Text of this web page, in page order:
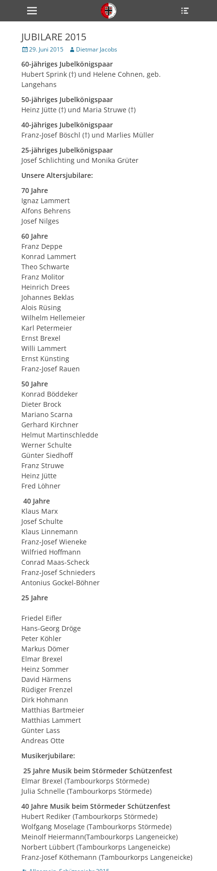
zum
Inhalt
Primärmenü
JUBILARE 2015
Veröffentlicht
29. Juni 2015 Author
Dietmar Jacobs
60-jähriges Jubelkönigspaar
Hubert Sprink (†) und Helene Cohnen, geb.
Langehans
50-jähriges Jubelkönigspaar
Heinz Jütte (†) und Maria Struwe (†)
40-jähriges Jubelkönigspaar
Franz-Josef Böschl (†) und Marlies Müller
25-jähriges Jubelkönigspaar
Josef Schlichting und Monika Grüter
Unsere Altersjubilare:
70 Jahre
Ignaz Lammert
Alfons Behrens
Josef Nilges
60 Jahre
Franz Deppe
Konrad Lammert
Theo Schwarte
Franz Molitor
Heinrich Drees
Johannes Beklas
Alois Rüsing
Wilhelm Hellemeier
Karl Petermeier
Ernst Brexel
Willi Lammert
Ernst Künsting
Franz-Josef Rauen
50 Jahre
Konrad Böddeker
Dieter Brock
Mariano Scarna
Gerhard Kirchner
Helmut Martinschledde
Werner Schulte
Günter Siedhoff
Franz Struwe
Heinz Jütte
Fred Löhner
40 Jahre
Klaus Marx
Josef Schulte
Klaus Linnemann
Franz-Josef Wieneke
Wilfried Hoffmann
Conrad Maas-Scheck
Franz-Josef Schnieders
Antonius Gockel-Böhner
25 Jahre
Friedel Eifler
Hans-Georg Dröge
Peter Köhler
Markus Dömer
Elmar Brexel
Heinz Sommer
David Härmens
Rüdiger Frenzel
Dirk Hohmann
Matthias Bartmeier
Matthias Lammert
Günter Lass
Andreas Otte
Musikerjubilare:
25 Jahre Musik beim Störmeder Schützenfest
Elmar Brexel (Tambourkorps Störmede)
Julia Schnelle (Tambourkorps Störmede)
40 Jahre Musik beim Störmeder Schützenfest
Hubert Rediker (Tambourkorps Störmede)
Wolfgang Moselage (Tambourkorps Störmede)
Meinolf Heiermann(Tambourkorps Langeneicke)
Norbert Lübbert (Tambourkorps Langeneicke)
Franz-Josef Köthemann (Tambourkorps Langeneicke)